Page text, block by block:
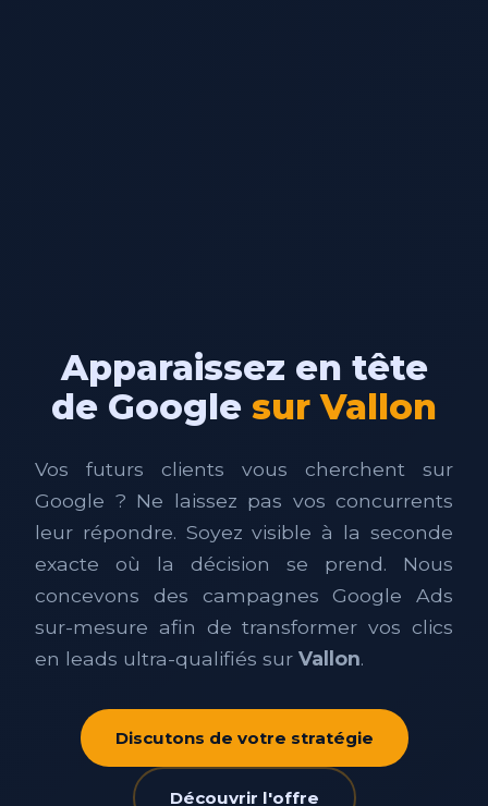
Apparaissez en tête
de Google sur Vallon
Vos futurs clients vous cherchent sur
Google ? Ne laissez pas vos concurrents
leur répondre. Soyez visible à la seconde
exacte où la décision se prend. Nous
concevons des campagnes Google Ads
sur-mesure afin de transformer vos clics
en leads ultra-qualifiés sur Vallon.
Discutons de votre stratégie
Découvrir l'offre